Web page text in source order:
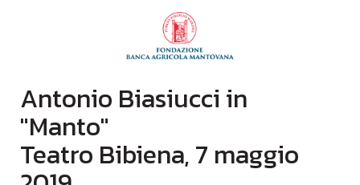
Antonio Biasiucci in
"Manto"
Teatro Bibiena, 7 maggio